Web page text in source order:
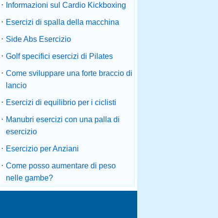
·
Informazioni sul Cardio Kickboxing
· Esercizi di spalla della macchina
· Side Abs Esercizio
· Golf specifici esercizi di Pilates
· Come sviluppare una forte braccio di
lancio
· Esercizi di equilibrio per i ciclisti
· Manubri esercizi con una palla di
esercizio
· Esercizio per Anziani
· Come posso aumentare di peso
nelle gambe?